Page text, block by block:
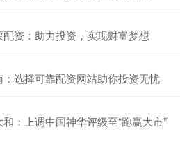
资：助力投资，实现财富梦想
选择可靠配资网站助你投资无忧
：上调中国神华评级至“跑赢大市”